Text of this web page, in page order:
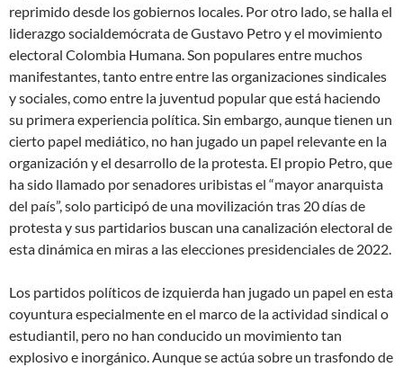
reprimido desde los gobiernos locales. Por otro lado, se halla el
liderazgo socialdemócrata de Gustavo Petro y el movimiento
electoral Colombia Humana. Son populares entre muchos
manifestantes, tanto entre entre las organizaciones sindicales
y sociales, como entre la juventud popular que está haciendo
su primera experiencia política. Sin embargo, aunque tienen un
cierto papel mediático, no han jugado un papel relevante en la
organización y el desarrollo de la protesta. El propio Petro, que
ha sido llamado por senadores uribistas el “mayor anarquista
del país”, solo participó de una movilización tras 20 días de
protesta y sus partidarios buscan una canalización electoral de
esta dinámica en miras a las elecciones presidenciales de 2022.
Los partidos políticos de izquierda han jugado un papel en esta
coyuntura especialmente en el marco de la actividad sindical o
estudiantil, pero no han conducido un movimiento tan
explosivo e inorgánico. Aunque se actúa sobre un trasfondo de